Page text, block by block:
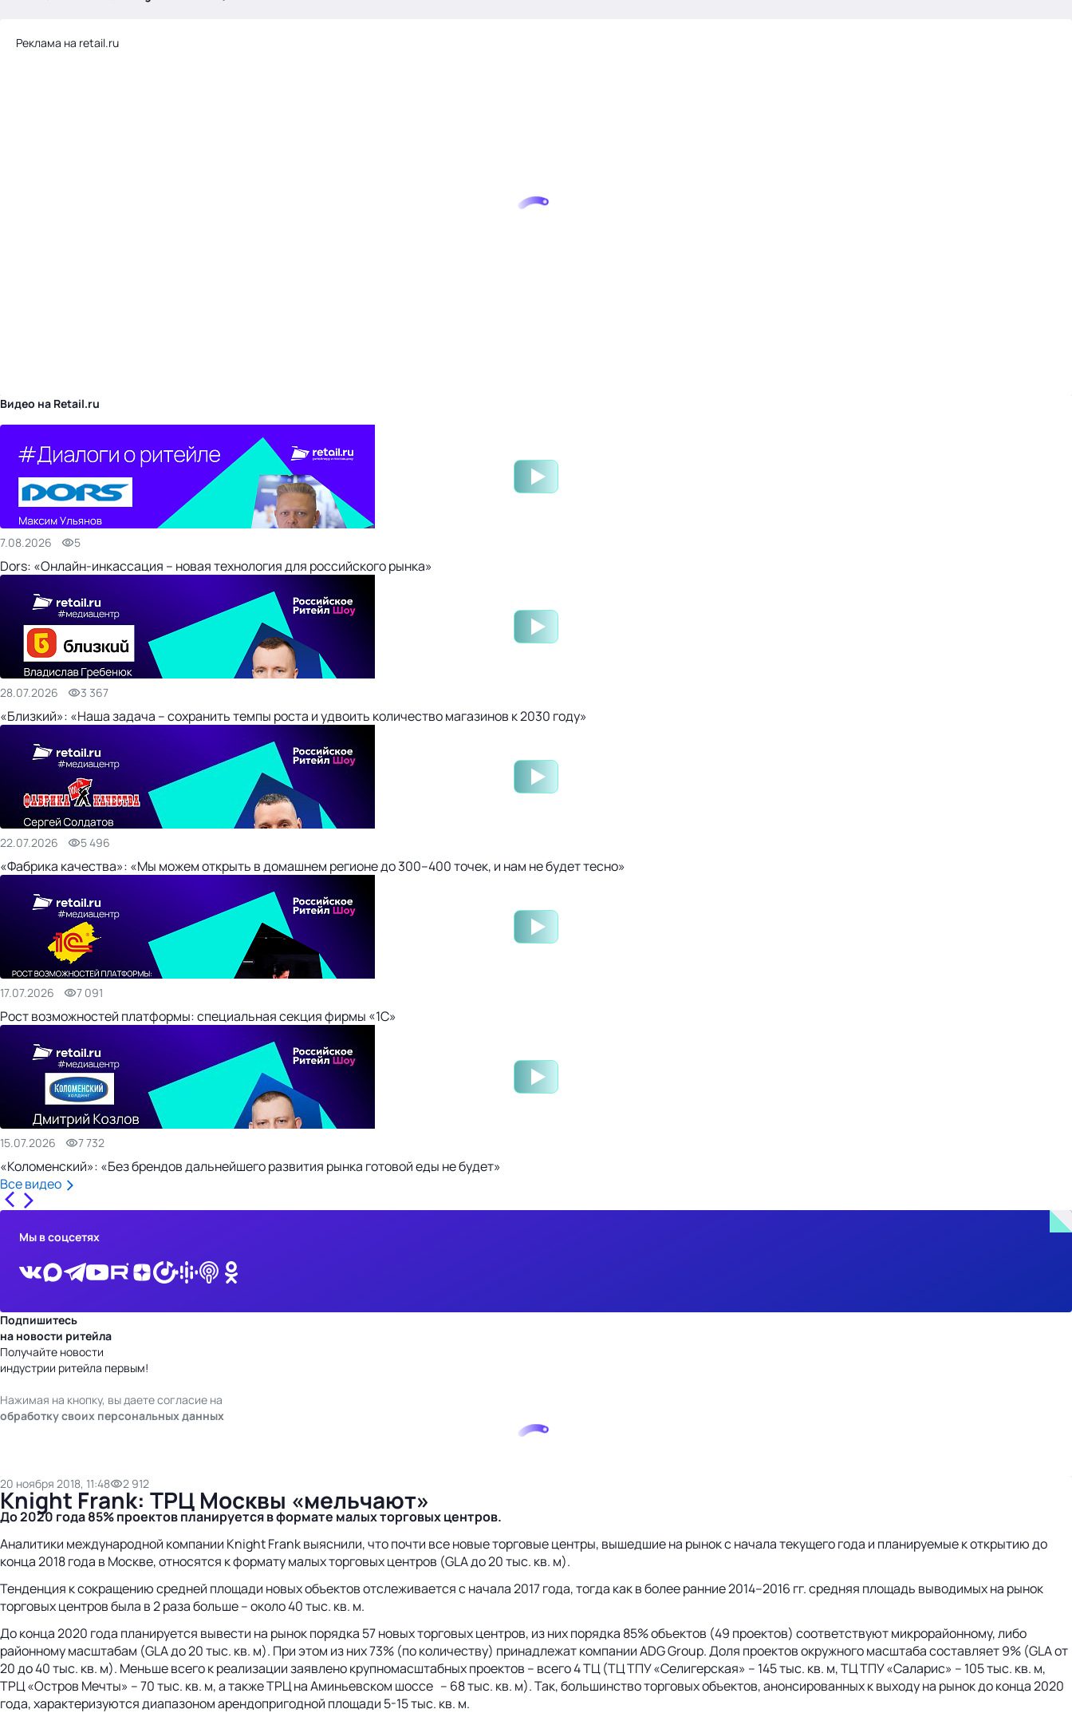
Реклама на retail.ru
Видео на Retail.ru
7.08.2026 5
Dors: «Онлайн-инкассация – новая технология для российского рынка»
28.07.2026 3 367
«Близкий»: «Наша задача – сохранить темпы роста и удвоить количество магазинов к 2030 году»
22.07.2026 5 496
«Фабрика качества»: «Мы можем открыть в домашнем регионе до 300–400 точек, и нам не будет тесно»
17.07.2026 7 091
Рост возможностей платформы: специальная секция фирмы «1С»
15.07.2026 7 732
«Коломенский»: «Без брендов дальнейшего развития рынка готовой еды не будет»
Все видео
Мы в соцсетях
Подпишитесь
на новости ритейла
Получайте новости
индустрии ритейла первым!
Нажимая на кнопку, вы даете согласие на
обработку своих персональных данных
20 ноября 2018, 11:48 2 912
Knight Frank: ТРЦ Москвы «мельчают»
До 2020 года 85% проектов планируется в формате малых торговых центров.
Аналитики международной компании Knight Frank выяснили, что почти все новые торговые центры, вышедшие на рынок с начала текущего года и планируемые к открытию до
конца 2018 года в Москве, относятся к формату малых торговых центров (GLA до 20 тыс. кв. м).
Тенденция к сокращению средней площади новых объектов отслеживается с начала 2017 года, тогда как в более ранние 2014–2016 гг. средняя площадь выводимых на рынок
торговых центров была в 2 раза больше – около 40 тыс. кв. м.
До конца 2020 года планируется вывести на рынок порядка 57 новых торговых центров, из них порядка 85% объектов (49 проектов) соответствуют микрорайонному, либо
районному масштабам (GLA до 20 тыс. кв. м). При этом из них 73% (по количеству) принадлежат компании ADG Group. Доля проектов окружного масштаба составляет 9% (GLA от
20 до 40 тыс. кв. м). Меньше всего к реализации заявлено крупномасштабных проектов – всего 4 ТЦ (ТЦ ТПУ «Селигерская» – 145 тыс. кв. м, ТЦ ТПУ «Саларис» – 105 тыс. кв. м,
ТРЦ «Остров Мечты» – 70 тыс. кв. м, а также ТРЦ на Аминьевском шоссе – 68 тыс. кв. м). Так, большинство торговых объектов, анонсированных к выходу на рынок до конца 2020
года, характеризуются диапазоном арендопригодной площади 5-15 тыс. кв. м.